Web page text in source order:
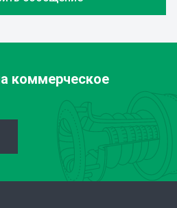
коммерческое